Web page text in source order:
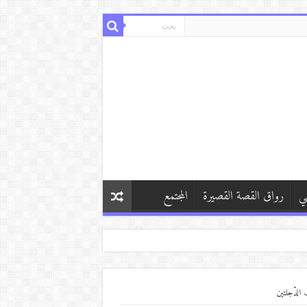
رواق القصة القصيرة المجتمع
الدّجلتين